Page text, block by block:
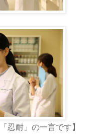
忍耐」の一言です】